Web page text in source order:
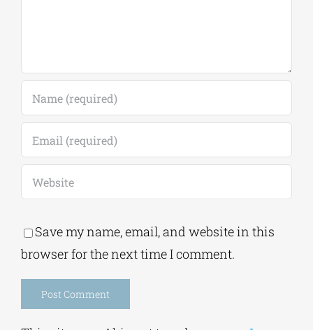
Save my name, email, and website in this
how your comment data is processed.